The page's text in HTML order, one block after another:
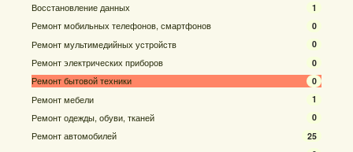
Восстановление данных 1
Ремонт мобильных телефонов, смартфонов 0
Ремонт мультимедийных устройств 0
Ремонт электрических приборов 0
Ремонт бытовой техники 0
Ремонт мебели 1
Ремонт одежды, обуви, тканей 0
Ремонт автомобилей 25